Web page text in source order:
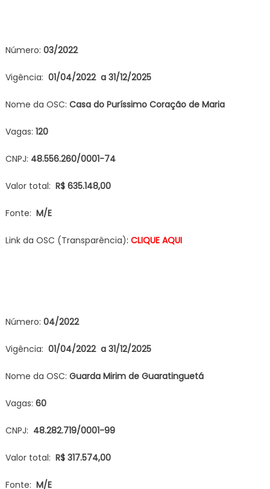
Número: 03/2022
Vigência: 01/04/2022 a 31/12/2025
Nome da OSC: Casa do Puríssimo Coração de Maria
Vagas: 120
CNPJ: 48.556.260/0001-74
Valor total: R$ 635.148,00
Fonte: M/E
Link da OSC (Transparência): CLIQUE AQUI
Número: 04/2022
Vigência: 01/04/2022 a 31/12/2025
Nome da OSC: Guarda Mirim de Guaratinguetá
Vagas: 60
CNPJ: 48.282.719/0001-99
Valor total: R$ 317.574,00
Fonte: M/E